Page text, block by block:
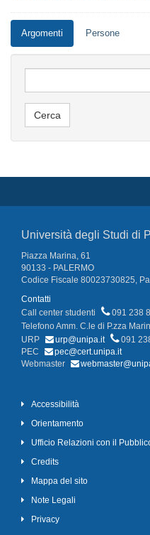
Argomenti Persone
Università degli Studi di
Piazza Marina, 61
90133 - PALERMO
Codice Fiscale 80023730825,
Contatti
Call center studenti
091 238
Telefono Amm. C.le di P.zza
URP
urp@unipa.it
091
PEC
pec@cert.unipa.it
Webmaster
Accessibilità
Orientamento
Ufficio Relazioni con il
Credits
Mappa del sito
Note Legali
Privacy